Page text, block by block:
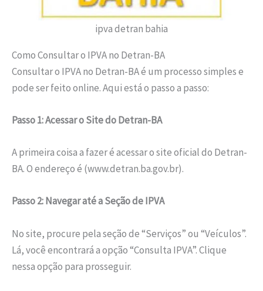
ipva detran bahia
Como Consultar o IPVA no Detran-BA
Consultar o IPVA no Detran-BA é um processo simples e
pode ser feito online. Aqui está o passo a passo:
Passo 1: Acessar o Site do Detran-BA
A primeira coisa a fazer é acessar o site oficial do Detran-
BA. O endereço é (www.detran.ba.gov.br).
Passo 2: Navegar até a Seção de IPVA
No site, procure pela seção de “Serviços” ou “Veículos”.
Lá, você encontrará a opção “Consulta IPVA”. Clique
nessa opção para prosseguir.